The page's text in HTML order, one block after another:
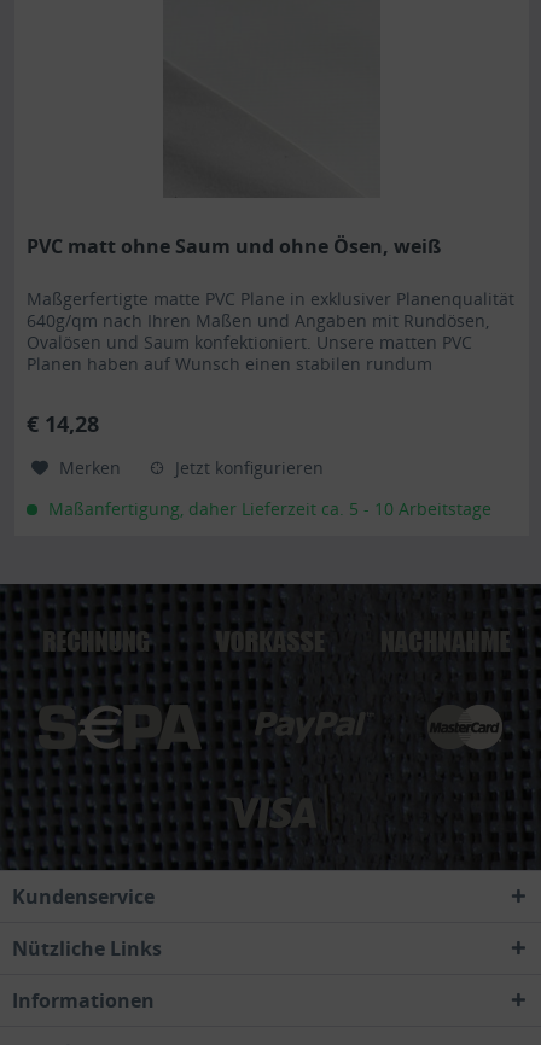
PVC matt ohne Saum und ohne Ösen, weiß
Maßgerfertigte matte PVC Plane in exklusiver Planenqualität
640g/qm nach Ihren Maßen und Angaben mit Rundösen,
Ovalösen und Saum konfektioniert. Unsere matten PVC
Planen haben auf Wunsch einen stabilen rundum
verzinkten Ösen oder auf Wunsch auch mit Edelstahlösen...
€ 14,28
Merken
Jetzt konfigurieren
Maßanfertigung, daher Lieferzeit ca. 5 - 10 Arbeitstage
Kundenservice
Nützliche Links
Informationen